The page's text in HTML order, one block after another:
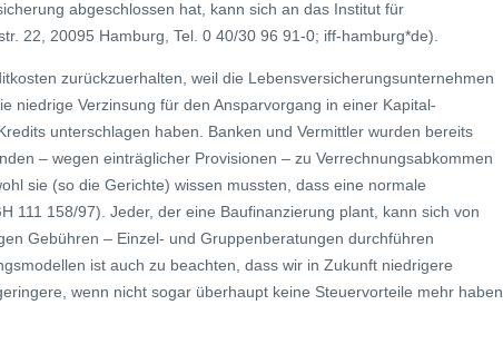
abgeschlossen hat, kann sich an das Institut für
22, 20095 Hamburg, Tel. 0 40/30 96 91-0; iff-hamburg*de).
zurückzuerhalten, weil die Lebensversicherungsunternehmen
niedrige Verzinsung für den Ansparvorgang in einer Kapital-
unterschlagen haben. Banken und Vermittler wurden bereits
– wegen einträglicher Provisionen – zu Verrechnungsabkommen
sie (so die Gerichte) wissen mussten, dass eine normale
111 158/97). Jeder, der eine Baufinanzierung plant, kann sich von
Gebühren – Einzel- und Gruppenberatungen durchführen
ist auch zu beachten, dass wir in Zukunft niedrigere
wenn nicht sogar überhaupt keine Steuervorteile mehr haben